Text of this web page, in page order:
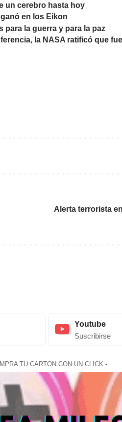
un cerebro hasta hoy
en los Eikon
para la guerra y para la paz
la NASA ratificó que
Alerta terrorista
Youtube
Suscribirse
TU CARTON CON UN CLICK -